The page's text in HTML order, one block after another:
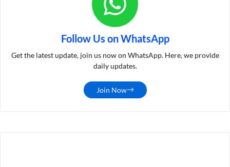
Follow Us on WhatsApp
Get the latest update, join us now on WhatsApp. Here, we provide
daily updates.
Join Now